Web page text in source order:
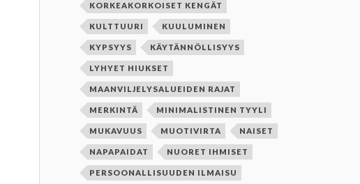
KORKEAKORKOISET KENGÄT
KULTTUURI KUULUMINEN
KYPSYYS KÄYTÄNNÖLLISYYS
LYHYET HIUKSET
MAANVILJELYSALUEIDEN RAJAT
MERKINTÄ MINIMALISTINEN TYYLI
MUKAVUUS MUOTIVIRTA NAISET
NAPAPAIDAT NUORET IHMISET
PERSOONALLISUUDEN ILMAISU